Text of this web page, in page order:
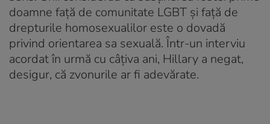
doamne față de comunitate LGBT și față de
drepturile homosexualilor este o dovadă
privind orientarea sa sexuală. Într-un interviu
acordat în urmă cu câțiva ani, Hillary a negat,
desigur, că zvonurile ar fi adevărate.